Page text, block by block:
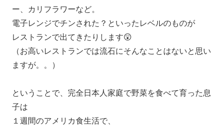
ー、カリフラワーなど。
電子レンジでチンされた？といったレベルのものが
レストランで出てきたりします😲
（お高いレストランでは流石にそんなことはないと思い
ますが。。）
ということで、完全日本人家庭で野菜を食べて育った息
子は
１週間のアメリカ食生活で、